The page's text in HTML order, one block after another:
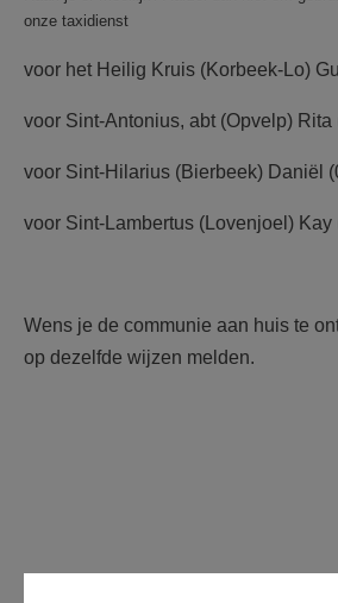
onze taxidienst
voor het Heilig Kruis (Korbeek-Lo)
voor Sint-Antonius, abt (Opvelp) Rita
voor Sint-Hilarius (Bierbeek) Daniël
voor Sint-Lambertus (Lovenjoel) Kay
Wens je de communie aan huis te
op dezelfde wijzen melden.